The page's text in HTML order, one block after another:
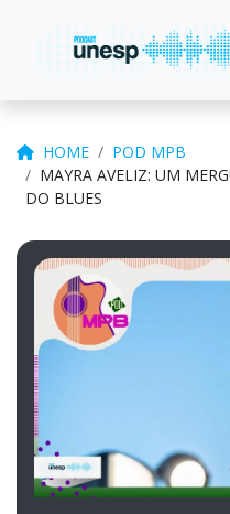
HOME
POD MPB
MAYRA AVELIZ: UM
DO BLUES